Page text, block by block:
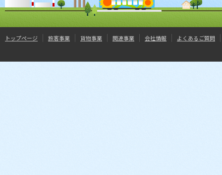
トップページ 旅客事業 貨物事業 関連事業 会社情報 よくあるご質問